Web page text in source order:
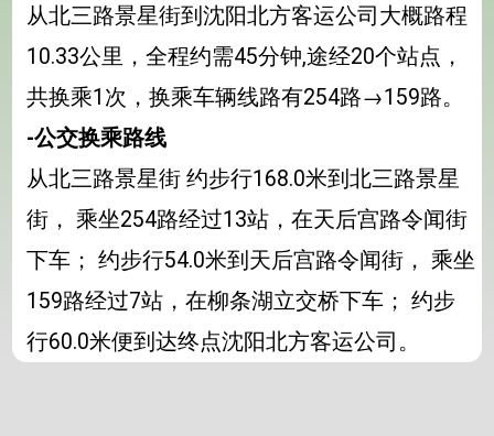
从北三路景星街到沈阳北方客运公司大概路程
10.33公里，全程约需45分钟,途经20个站点，
共换乘1次，换乘车辆线路有254路→159路。
-公交换乘路线
从北三路景星街 约步行168.0米到北三路景星
街， 乘坐254路经过13站，在天后宫路令闻街
下车； 约步行54.0米到天后宫路令闻街， 乘坐
159路经过7站，在柳条湖立交桥下车； 约步
行60.0米便到达终点沈阳北方客运公司。